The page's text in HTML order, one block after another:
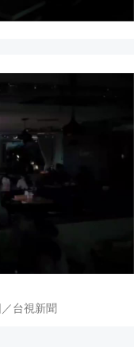
台視新聞